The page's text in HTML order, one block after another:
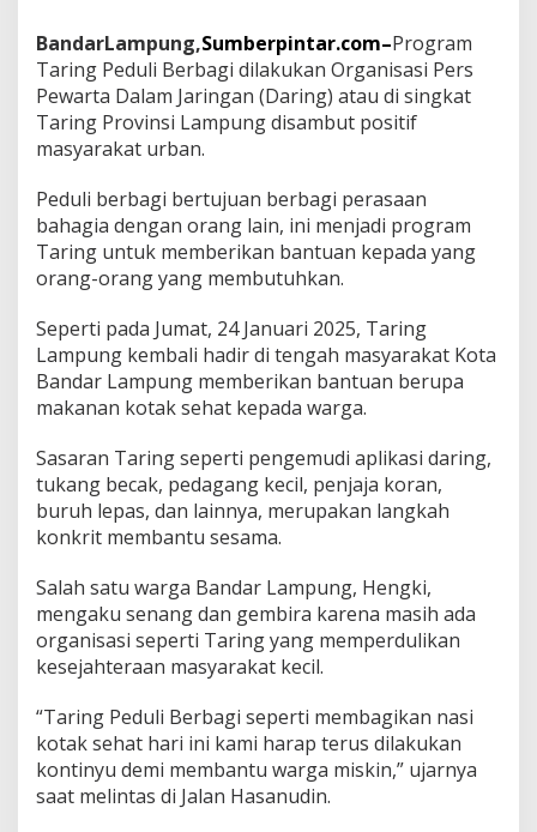
r
o
g
a
a
r
n
g
e
d
l
i
e
r
a
d
i
a
m
u
n
BandarLampung,Sumberpintar.com–Program
Taring Peduli Berbagi dilakukan Organisasi Pers
Pewarta Dalam Jaringan (Daring) atau di singkat
Taring Provinsi Lampung disambut positif
masyarakat urban.
Peduli berbagi bertujuan berbagi perasaan
bahagia dengan orang lain, ini menjadi program
Taring untuk memberikan bantuan kepada yang
orang-orang yang membutuhkan.
Seperti pada Jumat, 24 Januari 2025, Taring
Lampung kembali hadir di tengah masyarakat Kota
Bandar Lampung memberikan bantuan berupa
makanan kotak sehat kepada warga.
Sasaran Taring seperti pengemudi aplikasi daring,
tukang becak, pedagang kecil, penjaja koran,
buruh lepas, dan lainnya, merupakan langkah
konkrit membantu sesama.
Salah satu warga Bandar Lampung, Hengki,
mengaku senang dan gembira karena masih ada
organisasi seperti Taring yang memperdulikan
kesejahteraan masyarakat kecil.
“Taring Peduli Berbagi seperti membagikan nasi
kotak sehat hari ini kami harap terus dilakukan
kontinyu demi membantu warga miskin,” ujarnya
saat melintas di Jalan Hasanudin.